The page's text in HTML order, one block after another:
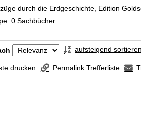
durch die Erdgeschichte, Edition
0 Sachbücher
springen aufsteigend sortieren
drucken Permalink Trefferliste